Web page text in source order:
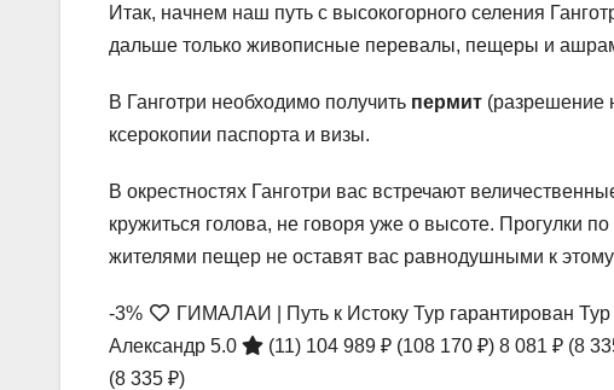
Итак, начнем наш путь с высокогорного селения
дальше только живописные перевалы, пещеры и
В Ганготри необходимо получить пермит (разрешение
ксерокопии паспорта и визы.
В окрестностях Ганготри вас встречают
кружиться голова, не говоря уже о высоте. Прогулки
жителями пещер не оставят вас равнодушными к этому
-3% ГИМАЛАИ | Путь к Истоку Тур гарантирован
Александр 5.0
(11) 104 989 ₽ (108 170 ₽) 8 081 ₽ (8
(8 335 ₽)